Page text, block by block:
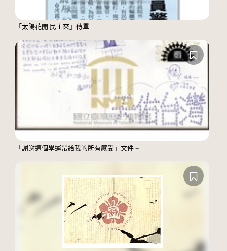
「太陽花開 民主來」傳單
「謝謝這個學運帶給我的所有感受」文件 =